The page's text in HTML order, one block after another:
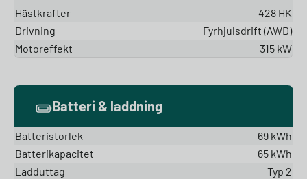
Hästkrafter
428 HK
Drivning
Fyrhjulsdrift (AWD)
Motoreffekt
315 kW
Batteri & laddning
Batteristorlek
69 kWh
Batterikapacitet
65 kWh
Ladduttag
Typ 2